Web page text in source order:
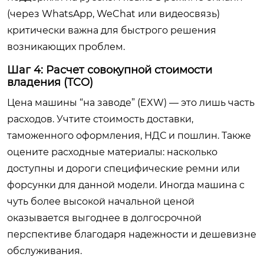
(через WhatsApp, WeChat или видеосвязь)
критически важна для быстрого решения
возникающих проблем.
Шаг 4: Расчет совокупной стоимости
владения (TCO)
Цена машины “на заводе” (EXW) — это лишь часть
расходов. Учтите стоимость доставки,
таможенного оформления, НДС и пошлин. Также
оцените расходные материалы: насколько
доступны и дороги специфические ремни или
форсунки для данной модели. Иногда машина с
чуть более высокой начальной ценой
оказывается выгоднее в долгосрочной
перспективе благодаря надежности и дешевизне
обслуживания.